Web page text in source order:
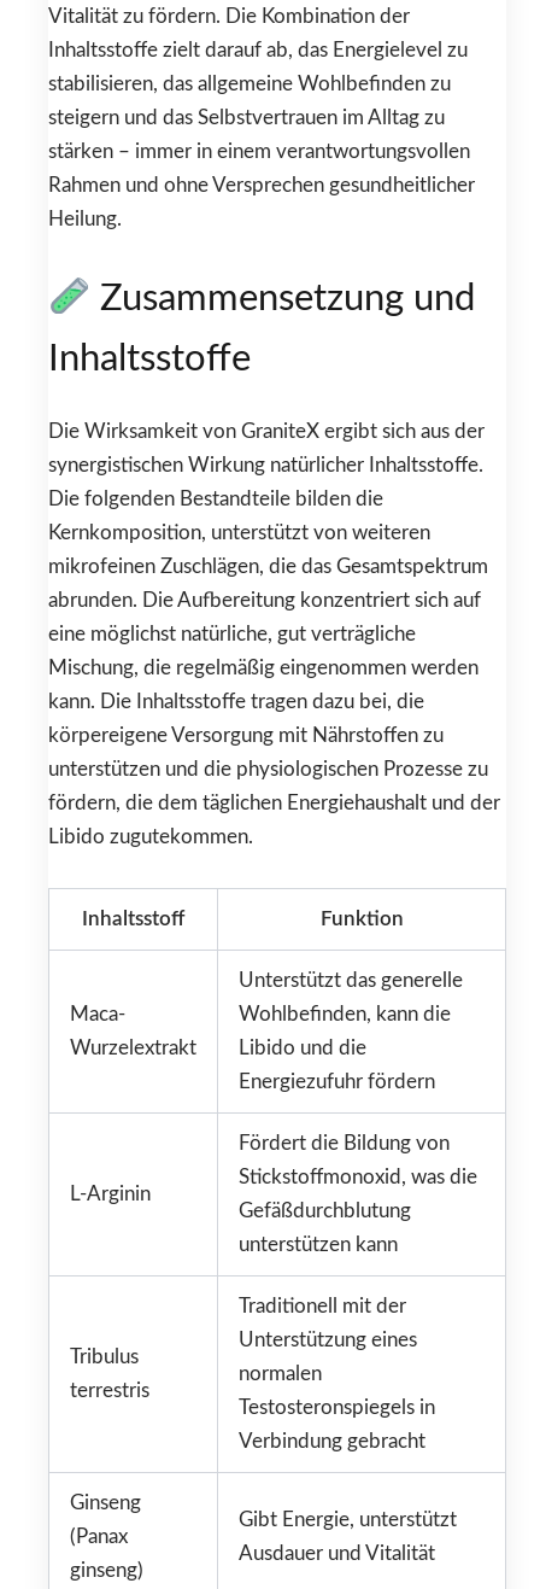
Vitalität zu fördern. Die Kombination der
Inhaltsstoffe zielt darauf ab, das Energielevel zu
stabilisieren, das allgemeine Wohlbefinden zu
steigern und das Selbstvertrauen im Alltag zu
stärken – immer in einem verantwortungsvollen
Rahmen und ohne Versprechen gesundheitlicher
Heilung.
Zusammensetzung und
Inhaltsstoffe
Die Wirksamkeit von GraniteX ergibt sich aus der
synergistischen Wirkung natürlicher Inhaltsstoffe.
Die folgenden Bestandteile bilden die
Kernkomposition, unterstützt von weiteren
mikrofeinen Zuschlägen, die das Gesamtspektrum
abrunden. Die Aufbereitung konzentriert sich auf
eine möglichst natürliche, gut verträgliche
Mischung, die regelmäßig eingenommen werden
kann. Die Inhaltsstoffe tragen dazu bei, die
körpereigene Versorgung mit Nährstoffen zu
unterstützen und die physiologischen Prozesse zu
fördern, die dem täglichen Energiehaushalt und der
Libido zugutekommen.
Inhaltsstoff Funktion
Maca-
Wurzelextrakt
Unterstützt das generelle
Wohlbefinden, kann die
Libido und die
Energiezufuhr fördern
L-Arginin
Fördert die Bildung von
Stickstoffmonoxid, was die
Gefäßdurchblutung
unterstützen kann
Tribulus
terrestris
Traditionell mit der
Unterstützung eines
normalen
Testosteronspiegels in
Verbindung gebracht
Ginseng
(Panax
ginseng)
Gibt Energie, unterstützt
Ausdauer und Vitalität